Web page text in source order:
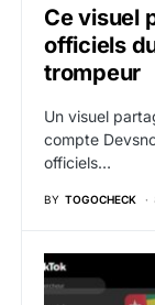
Ce visuel
officiels
trompeur
Un visuel
compte
officiels…
BY TOGOCHECK